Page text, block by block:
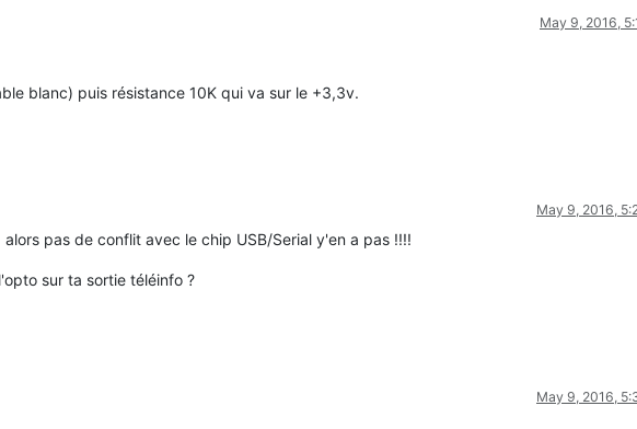
May 9, 2016,
blanc) puis résistance 10K qui va sur le +3,3v.
May 9, 2016,
alors pas de conflit avec le chip USB/Serial y'en a pas !!!!
sur ta sortie téléinfo ?
May 9, 2016,